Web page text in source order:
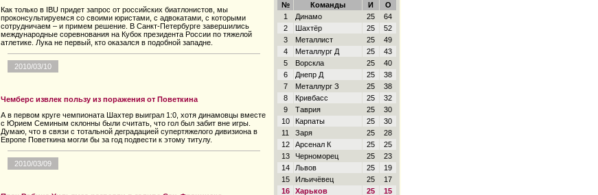
Как только в IBU придет запрос от российских биатлонистов, мы
проконсультируемся со своими юристами, с адвокатами, с которыми
сотрудничаем – и примем решение. В Санкт-Петербурге завершились
международные соревнования на Кубок президента России по тяжелой
атлетике. Лука не первый, кто оказался в подобной западне.
2010/03/10
Чемберс извлек пользу из поражения от Поветкина
А в первом круге чемпионата Шахтер выиграл 1:0, хотя динамовцы вместе
с Юрием Семиным склонны были считать, что гол был забит вне игры.
Думаю, что в связи с тотальной деградацией супертяжелого дивизиона в
Европе Поветкина могли бы за год подвести к этому титулу.
2010/03/09
№ Команды И
О
1
Динамо 25
64
2
Шахтёр 25
52
3
Металлист 25
49
4
Металлург Д 25
43
5
Ворскла 25
40
6
Днепр Д 25
38
7
Металлург З 25
38
8
Кривбасс 25
32
9
Таврия 25
30
10
Карпаты 25
30
11
Заря 25
28
12
Арсенал К 25
25
13
Черноморец 25
23
14
Львов 25
19
15
Ильичёвец 25
17
16
Харьков 25
15